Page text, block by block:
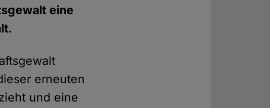
eine
erneuten
und eine